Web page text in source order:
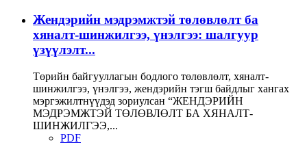
Жендэрийн мэдрэмжтэй төлөвлөлт ба
хяналт-шинжилгээ, үнэлгээ: шалгуур
үзүүлэлт...
Төрийн байгууллагын бодлого төлөвлөлт, хяналт-
шинжилгээ, үнэлгээ, жендэрийн тэгш байдлыг хангах
мэргэжилтнүүдэд зориулсан “ЖЕНДЭРИЙН
МЭДРЭМЖТЭЙ ТӨЛӨВЛӨЛТ БА ХЯНАЛТ-
ШИНЖИЛГЭЭ,...
PDF